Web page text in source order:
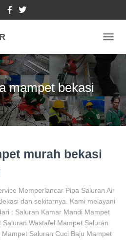
mampet bekasi
murah bekasi
Memperlancar Pipa Saluran Air
dan sekitarnya. Kami melayani
: Saluran Kamar Mandi Mampet
Wastafel Mampet Saluran
Saluran Cuci Baju Mampet